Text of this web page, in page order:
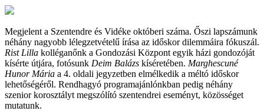
Megjelent a Szentendre és Vidéke októberi száma. Őszi lapszámunk
néhány nagyobb lélegzetvételű írása az időskor dilemmáira fókuszál.
Rist Lilla kolléganőnk a Gondozási Központ egyik házi gondozóját
kísérte útjára, fotósunk Deim Balázs kíséretében. Marghescuné
Hunor Mária a 4. oldali jegyzetben elmélkedik a méltó időskor
lehetőségéről. Rendhagyó programajánlónkban pedig néhány
szenior korosztályt megszólító szentendrei eseményt, közösséget
mutatunk.